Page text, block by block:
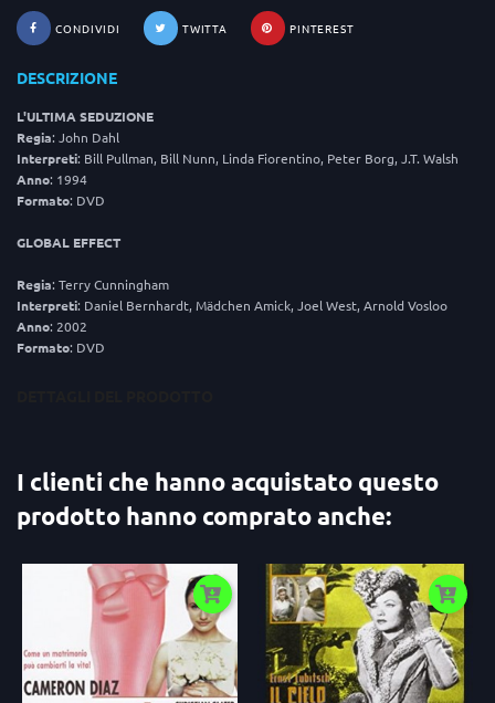
CONDIVIDI TWITTA PINTEREST
DESCRIZIONE
L'ULTIMA SEDUZIONE
Regia: John Dahl
Interpreti: Bill Pullman, Bill Nunn, Linda Fiorentino, Peter Borg, J.T. Walsh
Anno: 1994
Formato: DVD
GLOBAL EFFECT
Regia: Terry Cunningham
Interpreti: Daniel Bernhardt, Mädchen Amick, Joel West, Arnold Vosloo
Anno: 2002
Formato: DVD
I clienti che hanno acquistato questo
prodotto hanno comprato anche: